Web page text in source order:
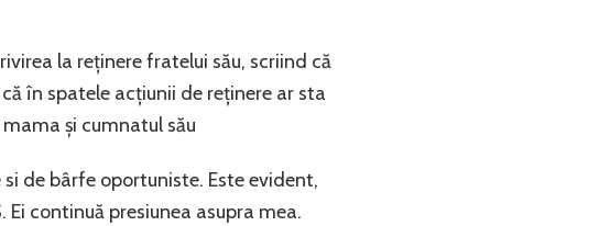
la reținere fratelui său, scriind că
în spatele acțiunii de reținere ar sta
și cumnatul său
de bârfe oportuniste. Este evident,
continuă presiunea asupra mea.